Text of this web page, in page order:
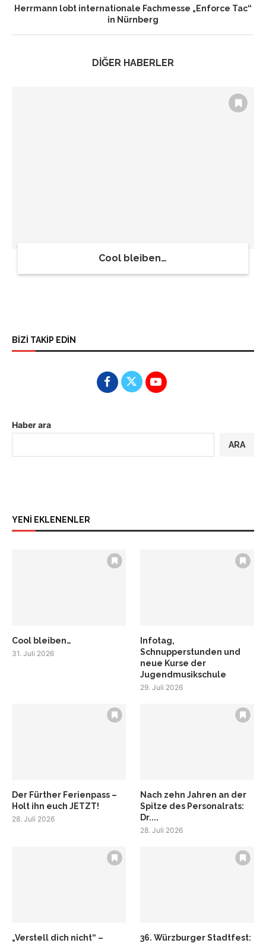
Herrmann lobt internationale Fachmesse „Enforce Tac“
in Nürnberg
DİĞER HABERLER
Cool bleiben…
BİZİ TAKİP EDİN
Haber ara
ARA
YENİ EKLENENLER
Cool bleiben…
31. Juli 2026
Infotag,
Schnupperstunden und
neue Kurse der
Jugendmusikschule
29. Juli 2026
Der Fürther Ferienpass –
Holt ihn euch JETZT!
28. Juli 2026
Nach zehn Jahren an der
Spitze des Personalrats:
Dr....
28. Juli 2026
„Verstell dich nicht“ –
36. Würzburger Stadtfest: